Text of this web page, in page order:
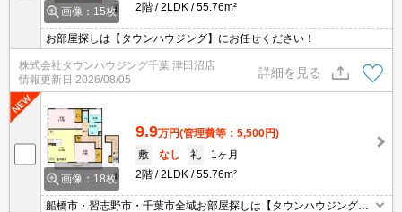
画像：15枚
2階
2LDK 55.76m²
お部屋探しは【タウンハウジング】にお任せください！
株式会社タウンハウジング千葉 津田沼店
情報更新日 2026/08/05
詳細を見る
画像：18枚
9.9万円(管理費等：5,500円)
敷
なし 礼
1ヶ月
2階
2LDK 55.76m²
船橋市・習志野市・千葉市全域お部屋探しは【タウンハウジング】